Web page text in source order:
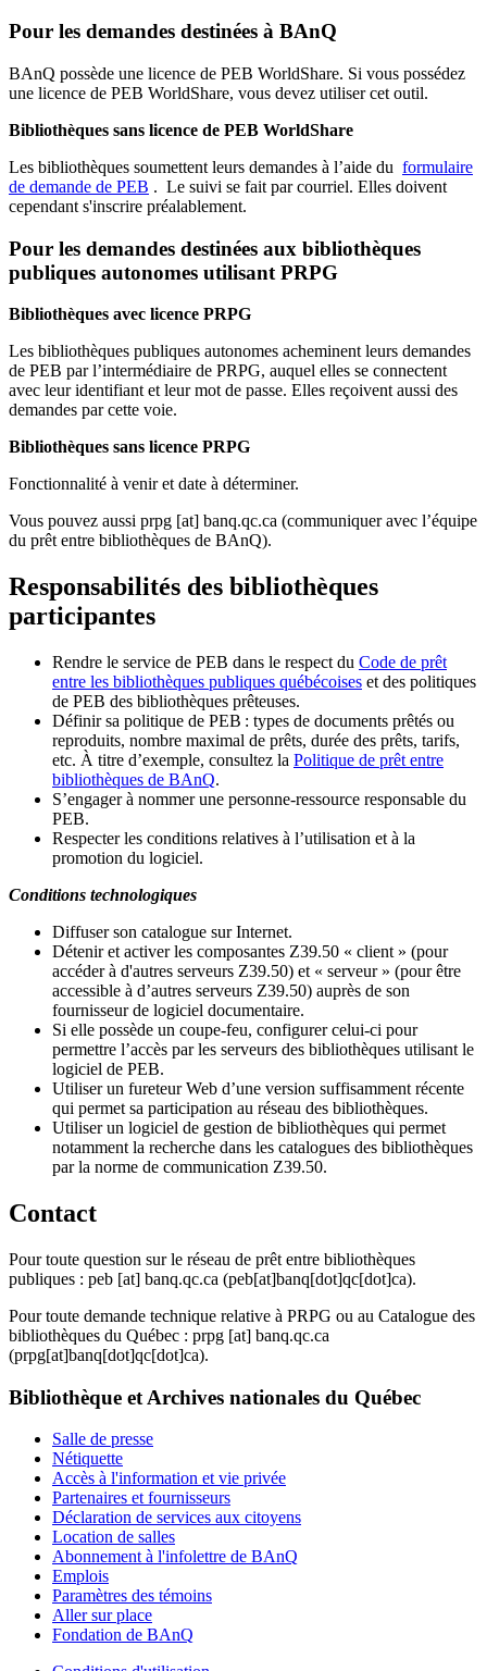
Pour les demandes destinées à BAnQ
BAnQ possède une licence de PEB WorldShare. Si vous possédez
une licence de PEB WorldShare, vous devez utiliser cet outil.
Bibliothèques sans licence de PEB WorldShare
Les bibliothèques soumettent leurs demandes à l’aide du formulaire
de demande de PEB . Le suivi se fait par courriel. Elles doivent
cependant s'inscrire préalablement.
Pour les demandes destinées aux bibliothèques
publiques autonomes utilisant PRPG
Bibliothèques avec licence PRPG
Les bibliothèques publiques autonomes acheminent leurs demandes
de PEB par l’intermédiaire de PRPG, auquel elles se connectent
avec leur identifiant et leur mot de passe. Elles reçoivent aussi des
demandes par cette voie.
Bibliothèques sans licence PRPG
Fonctionnalité à venir et date à déterminer.
Vous pouvez aussi prpg [at] banq.qc.ca (communiquer avec l’équipe
du prêt entre bibliothèques de BAnQ).
Responsabilités des bibliothèques
participantes
Rendre le service de PEB dans le respect du Code de prêt
entre les bibliothèques publiques québécoises et des politiques
de PEB des bibliothèques prêteuses.
Définir sa politique de PEB : types de documents prêtés ou
reproduits, nombre maximal de prêts, durée des prêts, tarifs,
etc. À titre d’exemple, consultez la Politique de prêt entre
bibliothèques de BAnQ.
S’engager à nommer une personne-ressource responsable du
PEB.
Respecter les conditions relatives à l’utilisation et à la
promotion du logiciel.
Conditions technologiques
Diffuser son catalogue sur Internet.
Détenir et activer les composantes Z39.50 « client » (pour
accéder à d'autres serveurs Z39.50) et « serveur » (pour être
accessible à d’autres serveurs Z39.50) auprès de son
fournisseur de logiciel documentaire.
Si elle possède un coupe-feu, configurer celui-ci pour
permettre l’accès par les serveurs des bibliothèques utilisant le
logiciel de PEB.
Utiliser un fureteur Web d’une version suffisamment récente
qui permet sa participation au réseau des bibliothèques.
Utiliser un logiciel de gestion de bibliothèques qui permet
notamment la recherche dans les catalogues des bibliothèques
par la norme de communication Z39.50.
Contact
Pour toute question sur le réseau de prêt entre bibliothèques
publiques : peb [at] banq.qc.ca (peb[at]banq[dot]qc[dot]ca).
Pour toute demande technique relative à PRPG ou au Catalogue des
bibliothèques du Québec : prpg [at] banq.qc.ca
(prpg[at]banq[dot]qc[dot]ca).
Bibliothèque et Archives nationales du Québec
Salle de presse
Nétiquette
Accès à l'information et vie privée
Partenaires et fournisseurs
Déclaration de services aux citoyens
Location de salles
Abonnement à l'infolettre de BAnQ
Emplois
Paramètres des témoins
Aller sur place
Fondation de BAnQ